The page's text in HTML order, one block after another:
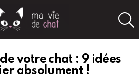
votre chat : 9 idées
absolument !